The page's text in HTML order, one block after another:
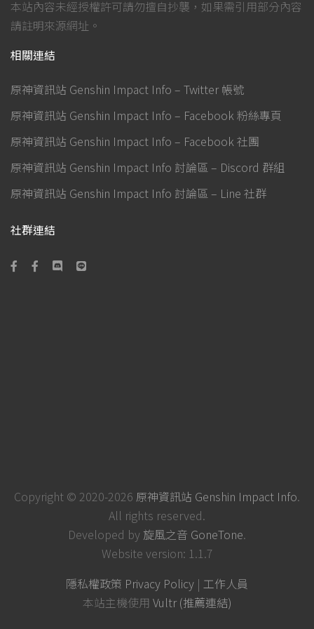
本站內容未經授權許可請勿擅自抄襲，如果需引用部分內容
請註明來源網址。
相關連結
原神資訊站 Genshin Impact Info – Twitter 帳號
原神資訊站 Genshin Impact Info – Facebook 粉絲專頁
原神資訊站 Genshin Impact Info – Facebook 社團
原神資訊站 Genshin Impact Info 討論區 – Discord 群組
原神資訊站 Genshin Impact Info 討論區 – Line 社群
社群連結
Copyright © 2020-2026 原神資訊站 Genshin Impact Info.
All rights reserved.
Developed by 旋風之音 GoneTone.
Website version: 1.1.7
隱私權政策 Privacy Policy | 工作人員
本站主機使用 Vultr (推薦連結)